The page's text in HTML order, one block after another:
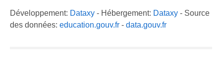
Développement: Dataxy - Hébergement: Dataxy - Source
des données: education.gouv.fr - data.gouv.fr